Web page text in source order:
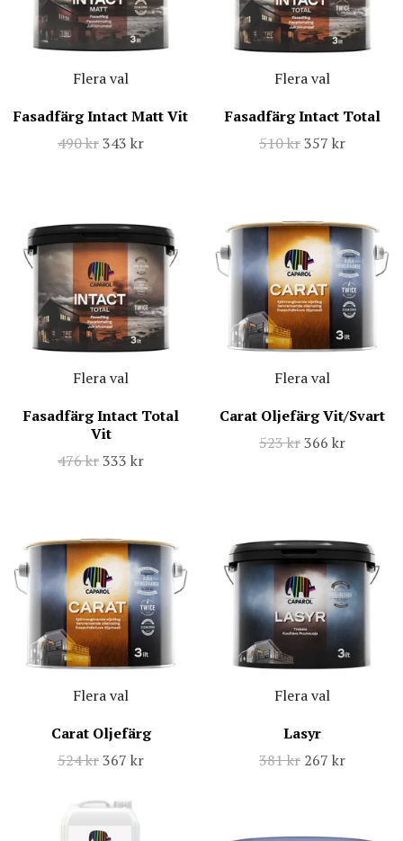
Flera val
Fasadfärg Intact Matt Vit
490 kr343 kr
Flera val
Fasadfärg Intact Total
510 kr357 kr
Flera val
Fasadfärg Intact Total
Vit
476 kr333 kr
Flera val
Carat Oljefärg Vit/Svart
523 kr366 kr
Flera val
Carat Oljefärg
524 kr367 kr
Flera val
Lasyr
381 kr 267 kr